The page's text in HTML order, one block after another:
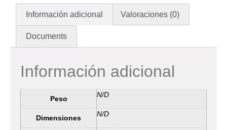
Información adicional Valoraciones (0)
Documents
Información adicional
Peso N/D
Dimensiones N/D